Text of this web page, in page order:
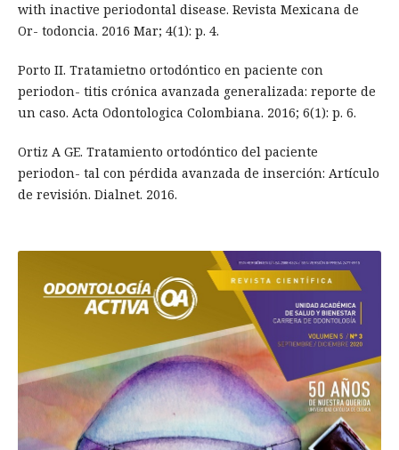
with inactive periodontal disease. Revista Mexicana de
Or- todoncia. 2016 Mar; 4(1): p. 4.
Porto II. Tratamietno ortodóntico en paciente con
periodon- titis crónica avanzada generalizada: reporte de
un caso. Acta Odontologica Colombiana. 2016; 6(1): p. 6.
Ortiz A GE. Tratamiento ortodóntico del paciente
periodon- tal con pérdida avanzada de inserción: Artículo
de revisión. Dialnet. 2016.